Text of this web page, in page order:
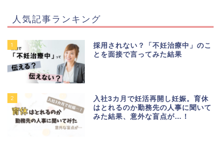
人気記事ランキング
1
採用されない？「不妊治療中」のこ
とを面接で言ってみた結果
2
入社3カ月で妊活再開し妊娠。育休
はとれるのか勤務先の人事に聞いて
みた結果、意外な盲点が…！